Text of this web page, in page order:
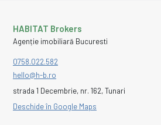
HABITAT Brokers
Agenție imobiliară Bucuresti
0758.022.582
hello@h-b.ro
strada 1 Decembrie, nr. 162, Tunari
Deschide în Google Maps